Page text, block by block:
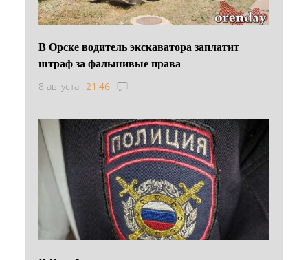
В Орске водитель экскаватора заплатит
штраф за фальшивые права
8 августа 21:46